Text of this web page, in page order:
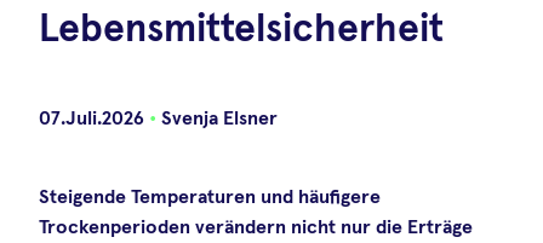
Lebensmittelsicherheit
07.Juli.2026 • Svenja Elsner
Steigende Temperaturen und häufigere
Trockenperioden verändern nicht nur die Erträge